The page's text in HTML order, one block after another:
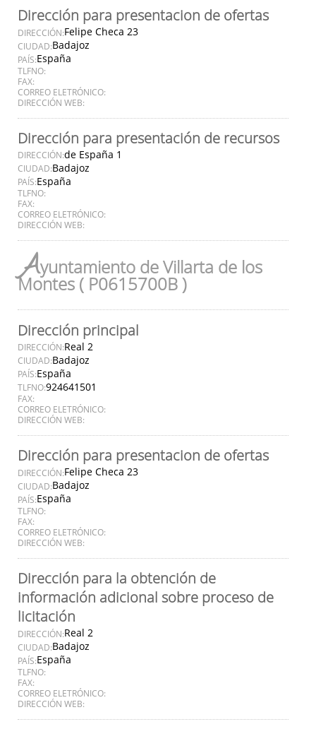
Dirección para presentacion de ofertas
DIRECCIÓN:Felipe Checa 23
CIUDAD:Badajoz
PAÍS:España
TLFNO:
FAX:
CORREO ELETRÓNICO:
DIRECCIÓN WEB:
Dirección para presentación de recursos
DIRECCIÓN:de España 1
CIUDAD:Badajoz
PAÍS:España
TLFNO:
FAX:
CORREO ELETRÓNICO:
DIRECCIÓN WEB:
Ayuntamiento de Villarta de los
Montes ( P0615700B )
Dirección principal
DIRECCIÓN:Real 2
CIUDAD:Badajoz
PAÍS:España
TLFNO:924641501
FAX:
CORREO ELETRÓNICO:
DIRECCIÓN WEB:
Dirección para presentacion de ofertas
DIRECCIÓN:Felipe Checa 23
CIUDAD:Badajoz
PAÍS:España
TLFNO:
FAX:
CORREO ELETRÓNICO:
DIRECCIÓN WEB:
Dirección para la obtención de
información adicional sobre proceso de
licitación
DIRECCIÓN:Real 2
CIUDAD:Badajoz
PAÍS:España
TLFNO:
FAX:
CORREO ELETRÓNICO:
DIRECCIÓN WEB: